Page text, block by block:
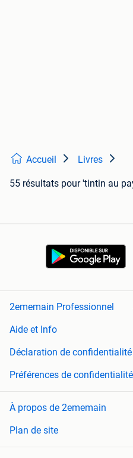
Accueil Livres
55 résultats pour 'tintin au
2ememain Professionnel
Aide et Info
Déclaration de confidentialité
Préférences de confidentialité
À propos de 2ememain
Plan de site